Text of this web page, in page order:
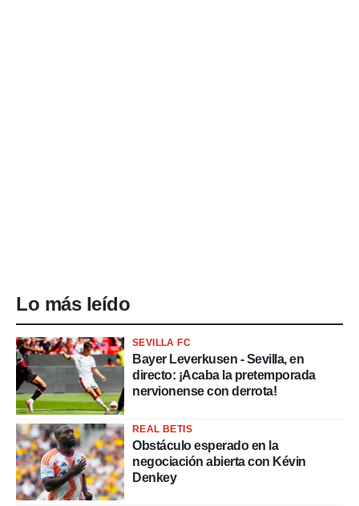
Lo más leído
SEVILLA FC
Bayer Leverkusen - Sevilla, en
directo: ¡Acaba la pretemporada
nervionense con derrota!
REAL BETIS
Obstáculo esperado en la
negociación abierta con Kévin
Denkey